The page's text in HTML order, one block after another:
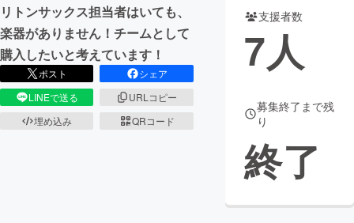
CAMPFIREふるさと納税
コミュニティ
リトンサックス担当者はいても、
楽器がありません！チームとして
購入したいと考えています！
ポスト
シェア
LINEで送る
URLコピー
埋め込み
QRコード
支援者数
7人
募集終了まで残
り
終了